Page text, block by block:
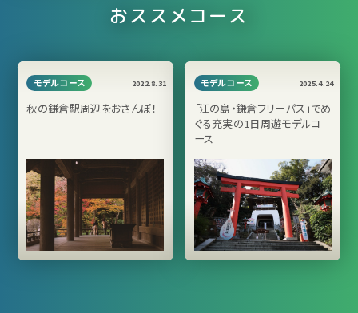
おススメコース
モデルコース 2022.8.31
秋の鎌倉駅周辺をおさんぽ！
モデルコース 2025.4.24
「江の島・鎌倉フリーパス」でめ
ぐる充実の1日周遊モデルコ
ース